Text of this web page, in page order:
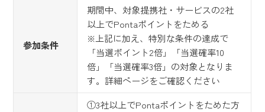
参加条件
期間中、対象提携社・サービスの2社
以上でPontaポイントをためる
※上記に加え、特別な条件の達成で
「当選ポイント2倍」「当選確率10
倍」「当選確率3倍」の対象となりま
す。詳細ページをご確認ください
①3社以上でPontaポイントをためた方